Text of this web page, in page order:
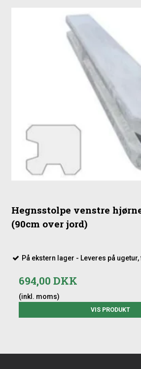
Hegnsstolpe venstre
(90cm over jord)
På ekstern lager - Leveres på
694,00 DKK
(inkl. moms)
VIS PRODUKT